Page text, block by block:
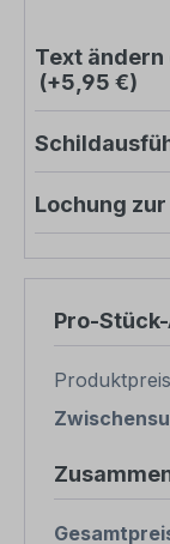
Text
(+5,95 €)
Lochung
Pro-
Produktpreis